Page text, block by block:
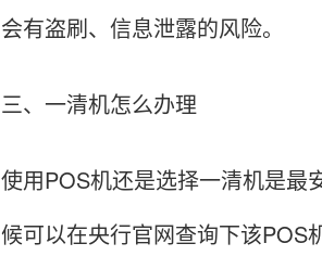
会有盗刷、信息泄露的风险。
三、一清机怎么办理
使用POS机还是选择一清机是最
候可以在央行官网查询下该POS